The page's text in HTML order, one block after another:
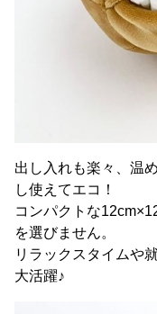
出し入れも楽々、温
し使えてエコ！
コンパクトな
を選びません。
リラックスタイムや
大活躍♪